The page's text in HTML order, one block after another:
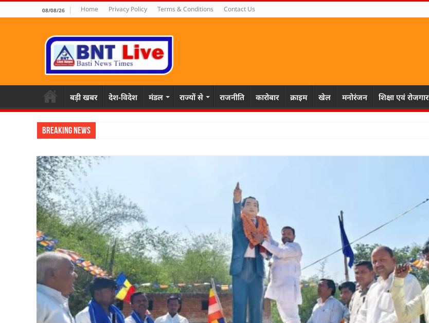
08/08/26 Home Privacy Policy Terms & Conditions Contact Us
बड़ी खबर देश-विदेश मंडल राज्यों से राजनीति कारोबार क्राइम खेल मनोरंजन शिक्षा एवं रोजगार
Breaking News